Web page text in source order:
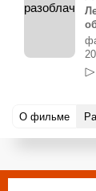
О фильме